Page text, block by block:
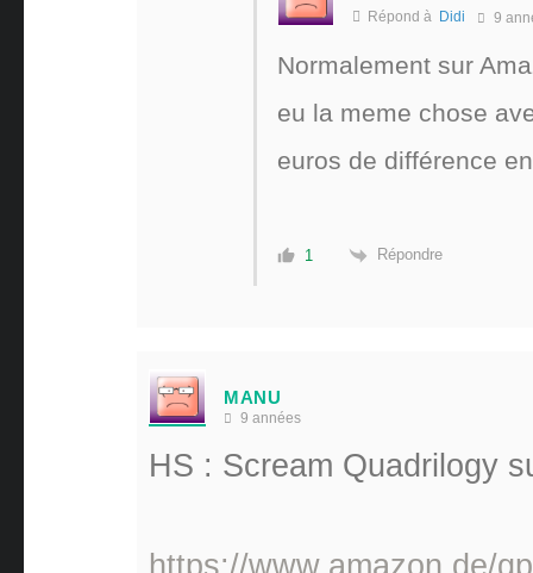
Répond à Didi 9
Normalement sur
eu la meme chose
euros de différence
1 Répondre
MANU
9 années
HS : Scream Quadrilogy
https://www.amazon.de/